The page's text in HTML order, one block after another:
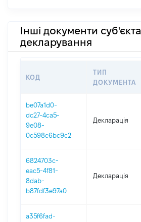
Інші документи суб'єкта
декларування
КОД
ТИП
ДОКУМЕНТА
be07a1d0-
dc27-4ca5-
9e08-
0c598c6bc9c2
Декларація
6824703c-
eac5-4f81-
8dab-
b87fdf3e97a0
Декларація
a35f6fad-